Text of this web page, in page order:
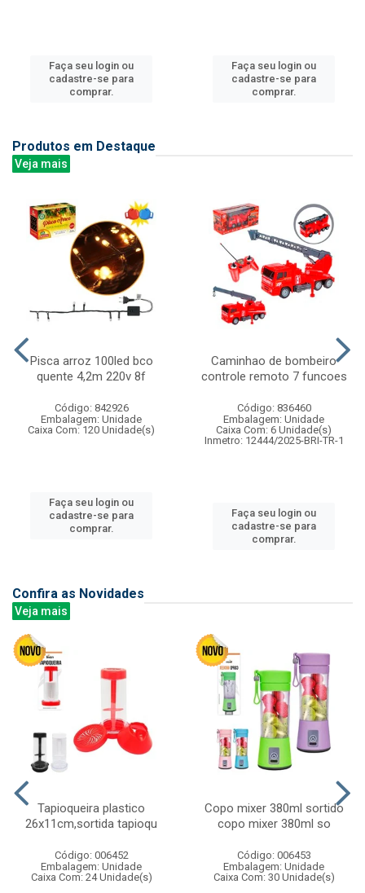
Faça seu login ou
cadastre-se para
comprar.
Faça seu login ou
cadastre-se para
comprar.
Produtos em Destaque
Veja mais
Pisca arroz 100led bco
quente 4,2m 220v 8f
Código: 842926
Embalagem: Unidade
Caixa Com: 120 Unidade(s)
Faça seu login ou
cadastre-se para
comprar.
Caminhao de bombeiro
controle remoto 7 funcoes
Código: 836460
Embalagem: Unidade
Caixa Com: 6 Unidade(s)
Inmetro: 12444/2025-BRI-TR-1
Faça seu login ou
cadastre-se para
comprar.
Confira as Novidades
Veja mais
Tapioqueira plastico
26x11cm,sortida tapioqu
Código: 006452
Embalagem: Unidade
Caixa Com: 24 Unidade(s)
Copo mixer 380ml sortido
copo mixer 380ml so
Código: 006453
Embalagem: Unidade
Caixa Com: 30 Unidade(s)